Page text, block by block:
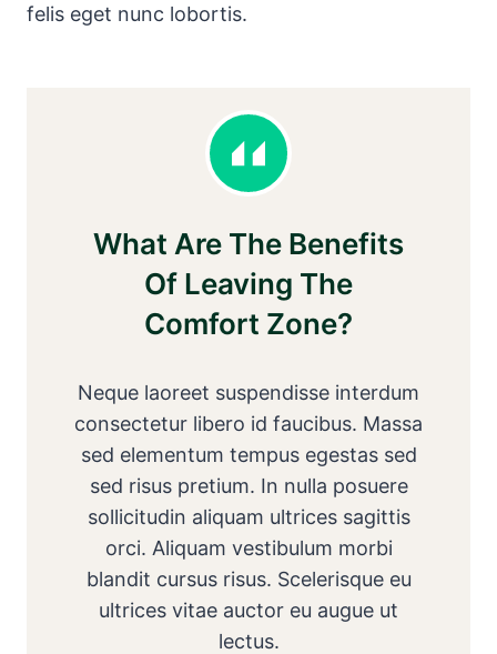
felis eget nunc lobortis.
What Are The Benefits
Of Leaving The
Comfort Zone?
Neque laoreet suspendisse interdum
consectetur libero id faucibus. Massa
sed elementum tempus egestas sed
sed risus pretium. In nulla posuere
sollicitudin aliquam ultrices sagittis
orci. Aliquam vestibulum morbi
blandit cursus risus. Scelerisque eu
ultrices vitae auctor eu augue ut
lectus.